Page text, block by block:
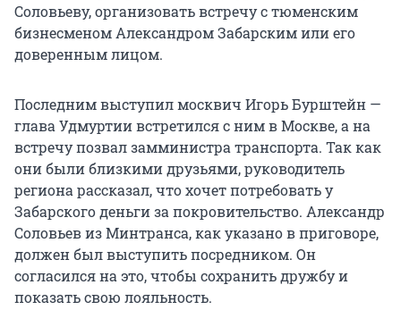
Соловьеву, организовать встречу с тюменским
бизнесменом Александром Забарским или его
доверенным лицом.
Последним выступил москвич Игорь Бурштейн —
глава Удмуртии встретился с ним в Москве, а на
встречу позвал замминистра транспорта. Так как
они были близкими друзьями, руководитель
региона рассказал, что хочет потребовать у
Забарского деньги за покровительство. Александр
Соловьев из Минтранса, как указано в приговоре,
должен был выступить посредником. Он
согласился на это, чтобы сохранить дружбу и
показать свою лояльность.